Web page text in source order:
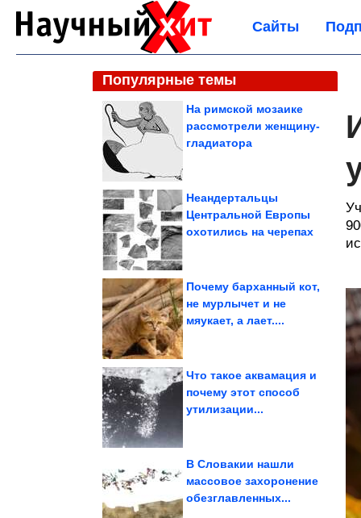
Сайты
Популярные темы
На римской мозаике
рассмотрели женщину-
гладиатора
Неандертальцы
Центральной Европы
охотились на черепах
Почему барханный кот,
не мурлычет и не
мяукает, а лает....
Что такое аквамация и
почему этот способ
утилизации...
В Словакии нашли
массовое захоронение
обезглавленных...